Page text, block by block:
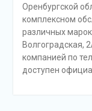
Оренбургской
комплексном
различных
Волгоградская,
компанией по
доступен